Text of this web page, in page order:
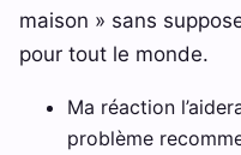
maison » sans
pour tout le monde.
Ma réaction
problème